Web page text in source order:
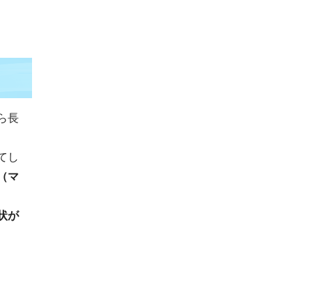
長
し
マ
が